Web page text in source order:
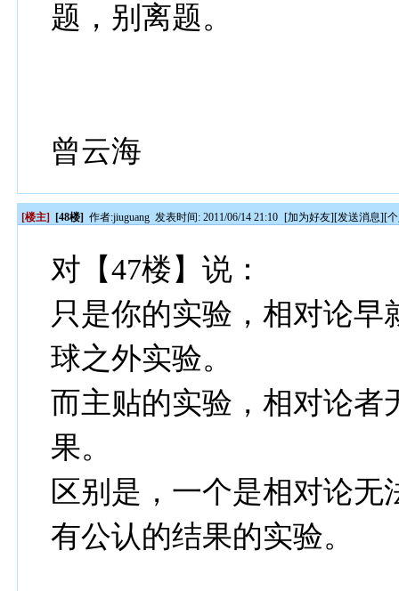
题，别离题。
曾云海
[楼主] [48楼] 作者:jiuguang 发表时间: 2011/06/14 21:10 [加为好友][发送消息][
对【47楼】说：
只是你的实验，相对论
球之外实验。
而主贴的实验，相对论者
果。
区别是，一个是相对论
有公认的结果的实验。